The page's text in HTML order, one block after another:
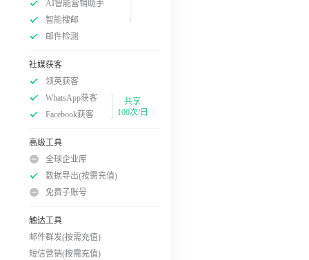
AI智能营销助手
智能搜邮
邮件检测
社媒获客
领英获客
WhatsApp获客
Facebook获客
共享
100次/日
高级工具
全球企业库
数据导出(按需充值)
免费子账号
触达工具
邮件群发(按需充值)
短信营销(按需充值)